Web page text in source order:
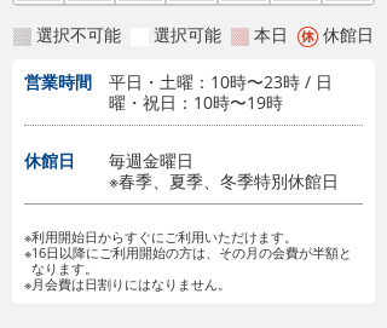
選択不可能 選択可能 本日 休館日
営業時間
平日・土曜：10時〜23時 / 日
曜・祝日：10時〜19時
休館日
毎週金曜日
※春季、夏季、冬季特別休館日
※利用開始日からすぐにご利用いただけます。
※16日以降にご利用開始の方は、その月の会費が半額と
なります。
※月会費は日割りにはなりません。